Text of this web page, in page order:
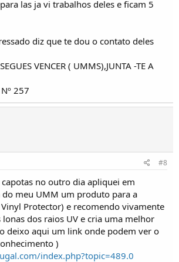
las ja vi trabalhos deles e ficam 5
diz que te dou o contato deles
VENCER ( UMMS),JUNTA -TE A
257
#8
capotas no outro dia apliquei em
do meu UMM um produto para a
Protector) e recomendo vivamente
lonas dos raios UV e cria uma melhor
deixo aqui um link onde podem ver o
)
index.php?topic=489.0